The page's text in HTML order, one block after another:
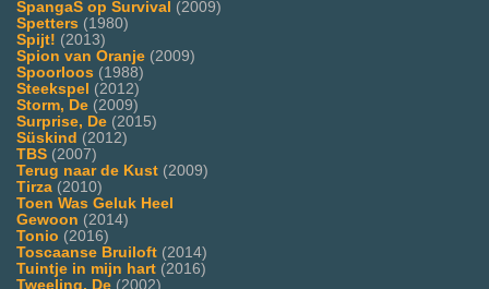
SpangaS op Survival (2009)
Spetters (1980)
Spijt! (2013)
Spion van Oranje (2009)
Spoorloos (1988)
Steekspel (2012)
Storm, De (2009)
Surprise, De (2015)
Süskind (2012)
TBS (2007)
Terug naar de Kust (2009)
Tirza (2010)
Toen Was Geluk Heel
Gewoon (2014)
Tonio (2016)
Toscaanse Bruiloft (2014)
Tuintje in mijn hart (2016)
Tweeling, De (2002)